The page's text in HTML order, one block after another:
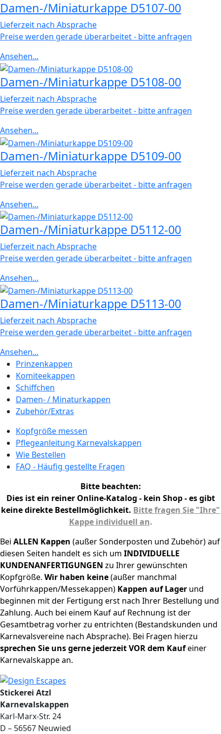
Damen-/Miniaturkappe D5107-00
Lieferzeit nach Absprache
Preise werden gerade überarbeitet - bitte anfragen
Ansehen...
Damen-/Miniaturkappe D5108-00
Lieferzeit nach Absprache
Preise werden gerade überarbeitet - bitte anfragen
Ansehen...
Damen-/Miniaturkappe D5109-00
Lieferzeit nach Absprache
Preise werden gerade überarbeitet - bitte anfragen
Ansehen...
Damen-/Miniaturkappe D5112-00
Lieferzeit nach Absprache
Preise werden gerade überarbeitet - bitte anfragen
Ansehen...
Damen-/Miniaturkappe D5113-00
Lieferzeit nach Absprache
Preise werden gerade überarbeitet - bitte anfragen
Ansehen...
Prinzenkappen
Komiteekappen
Schiffchen
Damen- / Minaturkappen
Zubehör/Extras
Kopfgröße messen
Pflegeanleitung Karnevalskappen
Wie Bestellen
FAQ - Häufig gestellte Fragen
Bitte beachten:
Dies ist ein reiner Online-Katalog - kein Shop - es gibt
keine direkte Bestellmöglichkeit. Bitte fragen Sie "Ihre"
Kappe individuell an.
Bei ALLEN Kappen (außer Sonderposten und Zubehör) auf
diesen Seiten handelt es sich um INDIVIDUELLE
KUNDENANFERTIGUNGEN zu Ihrer gewünschten
Kopfgröße. Wir haben keine(außer manchmal
Vorführkappen/Messekappen) Kappen auf Lager und
beginnen mit der Fertigung erst nach Ihrer Bestellung und
Zahlung. Auch bei einem Kauf auf Rechnung ist der
Gesamtbetrag vorher zu entrichten (Bestandskunden und
Karnevalsvereine nach Absprache). Bei Fragen hierzu
sprechen Sie uns gerne jederzeit VOR dem Kaufeiner
Karnevalskappe an.
Stickerei Atzl
Karnevalskappen
Karl-Marx-Str. 24
D – 56567 Neuwied